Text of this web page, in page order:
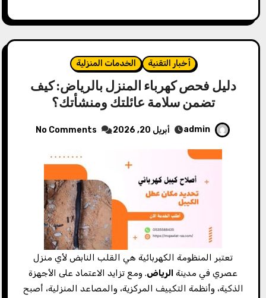
أخبار التقنية الخدمات المنزلية
دليل فحص كهرباء المنزل بالرياض: كيف
تضمن سلامة عائلتك ومنشأتك؟
admin أبريل 20, 2026 No Comments
تعتبر المنظومة الكهربائية هي القلب النابض لأي منزل
عصري في مدينة الرياض. ومع تزايد الاعتماد على الأجهزة
الذكية، وأنظمة التكييف المركزية، والمصاعد المنزلية، أصبح